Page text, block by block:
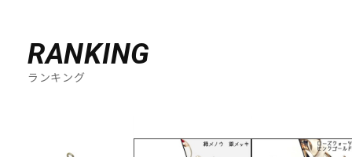
RANKING
ランキング